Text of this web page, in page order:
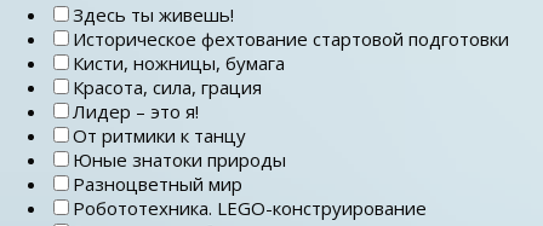
Здесь ты живешь!
Историческое фехтование стартовой подготовки
Кисти, ножницы, бумага
Красота, сила, грация
Лидер – это я!
От ритмики к танцу
Юные знатоки природы
Разноцветный мир
Робототехника. LEGO-конструирование